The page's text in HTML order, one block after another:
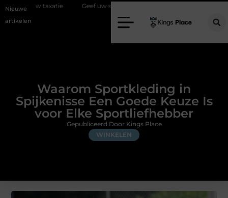
Nieuwe
artikelen
Geef uw slaapkamer een upgrade met interieuradvies Zwolle
Waarom Sportkleding in
Spijkenisse Een Goede Keuze Is
voor Elke Sportliefhebber
WINKELEN
Gepubliceerd Door Kings Place